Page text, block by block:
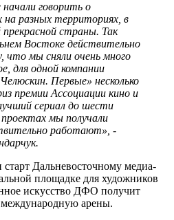
говорить о
разных территориях, в
страны. Так
Востоке действительно
мы сняли очень много
для одной компании
Первые» несколько
премии Ассоциации кино и
сериал до шести
мы получали
работают», -
Дальневосточному медиа-
площадке для художников
искусство ДФО получит
арены.